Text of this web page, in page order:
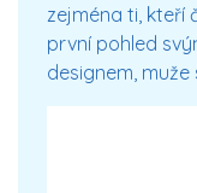
zejména ti, kteří
první pohled
designem,